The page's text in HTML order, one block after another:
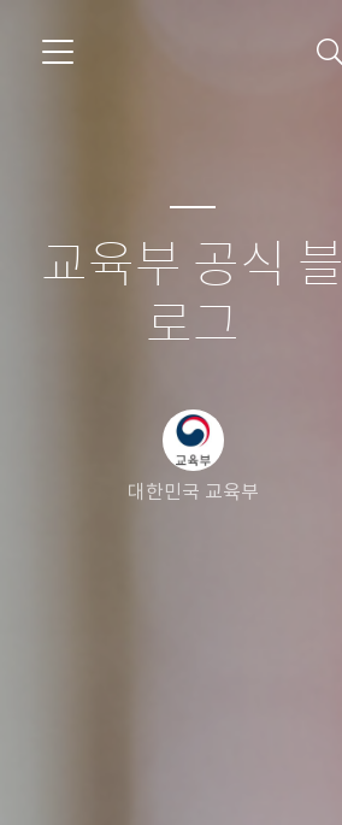
교육부 공식 블
로그
대한민국 교육부